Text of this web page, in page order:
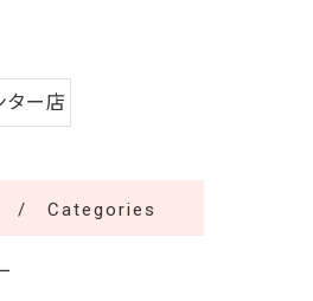
ター店
Categories